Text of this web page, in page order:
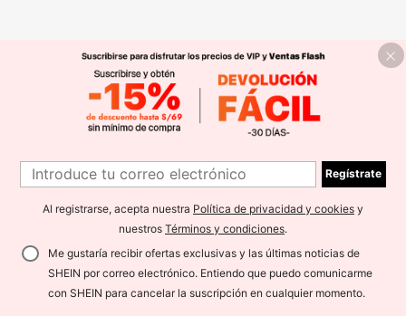
Regístrate
Al registrarse, acepta nuestra Política de privacidad y cookies y
nuestros Términos y condiciones.
Me gustaría recibir ofertas exclusivas y las últimas noticias de
SHEIN por correo electrónico. Entiendo que puedo comunicarme
con SHEIN para cancelar la suscripción en cualquier momento.